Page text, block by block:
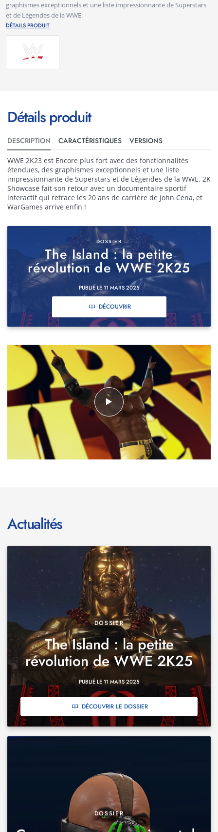
graphismes exceptionnels et une liste impressionnante de Superstars
et de Légendes de la WWE.
DÉTAILS PRODUIT
Détails produit
DESCRIPTION CARACTÉRISTIQUES VERSIONS
WWE 2K23 est Encore plus fort avec des fonctionnalités
étendues, des graphismes exceptionnels et une liste
impressionnante de Superstars et de Légendes de la WWE. 2K
Showcase fait son retour avec un documentaire sportif
interactif qui retrace les 20 ans de carrière de John Cena, et
WarGames arrive enfin !
DOSSIER
The Island : la petite
révolution de WWE 2K25
PUBLIÉ LE 11 MARS 2025
DÉCOUVRIR
Actualités
DOSSIER
The Island : la petite
révolution de WWE 2K25
PUBLIÉ LE 11 MARS 2025
DÉCOUVRIR LE DOSSIER
DOSSIER